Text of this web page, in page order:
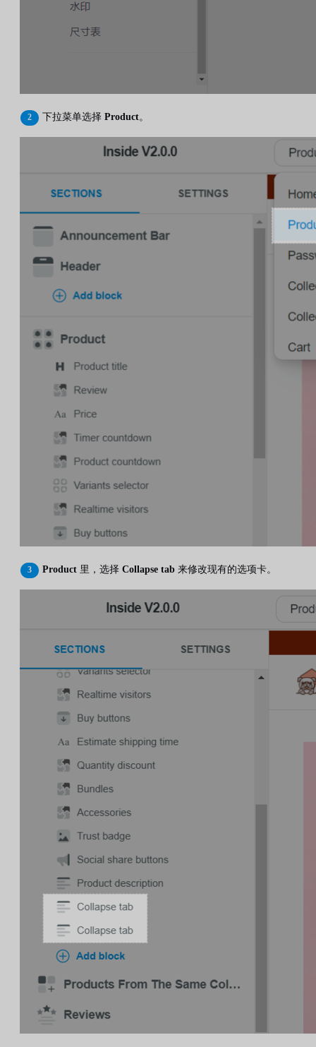
下拉菜单选择 Product。
Product 里，选择 Collapse tab 来修改现有的选项卡。